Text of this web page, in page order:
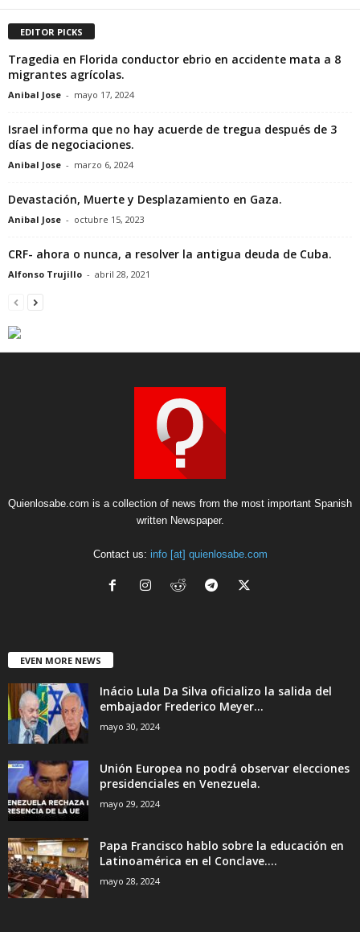
EDITOR PICKS
Tragedia en Florida conductor ebrio en accidente mata a 8
migrantes agrícolas.
Anibal Jose - mayo 17, 2024
Israel informa que no hay acuerde de tregua después de 3
días de negociaciones.
Anibal Jose - marzo 6, 2024
Devastación, Muerte y Desplazamiento en Gaza.
Anibal Jose - octubre 15, 2023
CRF- ahora o nunca, a resolver la antigua deuda de Cuba.
Alfonso Trujillo - abril 28, 2021
Quienlosabe.com is a collection of news from the most important Spanish
written Newspaper.
Contact us: info [at] quienlosabe.com
EVEN MORE NEWS
Inácio Lula Da Silva oficializo la salida del
embajador Frederico Meyer...
mayo 30, 2024
Unión Europea no podrá observar elecciones
presidenciales en Venezuela.
mayo 29, 2024
Papa Francisco hablo sobre la educación en
Latinoamérica en el Conclave....
mayo 28, 2024